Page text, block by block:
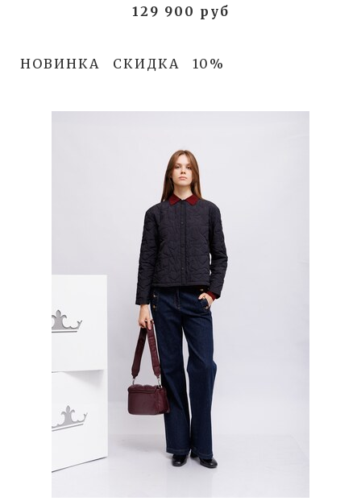
129 900 руб
НОВИНКА СКИДКА 10%